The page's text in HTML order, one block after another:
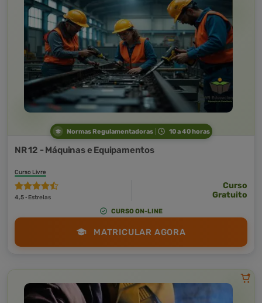
Normas Regulamentadoras 10 a 40 horas
NR 12 - Máquinas e Equipamentos
Curso Livre
4,5 · Estrelas
Curso
Gratuito
CURSO ON-LINE
MATRICULAR AGORA